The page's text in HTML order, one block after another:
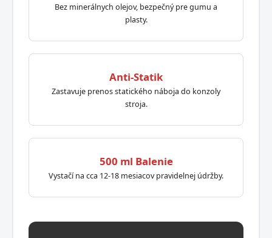
Bez minerálnych olejov, bezpečný pre gumu a
plasty.
Anti-Statik
Zastavuje prenos statického náboja do konzoly
stroja.
500 ml Balenie
Vystačí na cca 12-18 mesiacov pravidelnej údržby.